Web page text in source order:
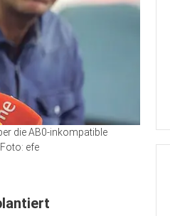
die AB0-inkompatible
efe